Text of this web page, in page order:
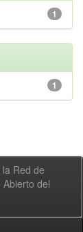
1
1
Red de
Abierto del